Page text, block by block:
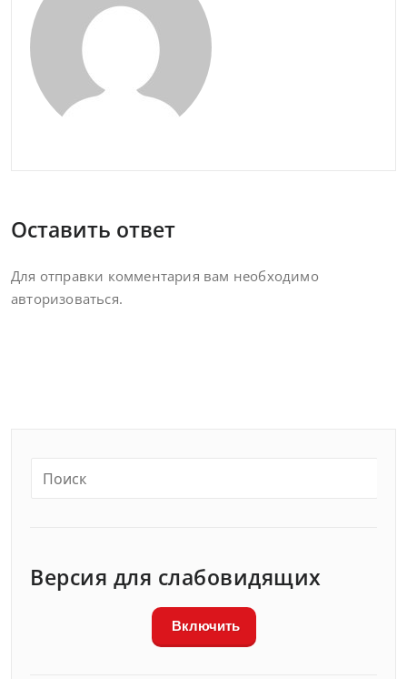
Оставить ответ
Для отправки комментария вам необходимо
авторизоваться.
Версия для слабовидящих
Включить